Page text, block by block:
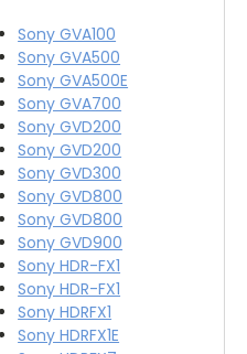
Sony GVA100
Sony GVA500
Sony GVA500E
Sony GVA700
Sony GVD200
Sony GVD200
Sony GVD300
Sony GVD800
Sony GVD800
Sony GVD900
Sony HDR-FX1
Sony HDR-FX1
Sony HDRFX1
Sony HDRFX1E